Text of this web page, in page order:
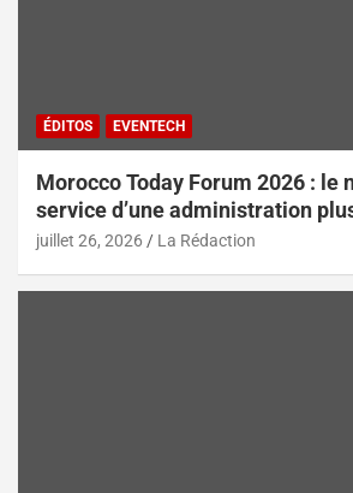
ÉDITOS EVENTECH
Morocco Today Forum 2026 : le
service d’une administration
juillet 26, 2026 La Rédaction